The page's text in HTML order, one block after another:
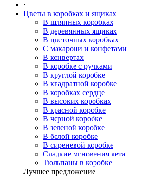
·
Цветы в коробках и ящиках
В шляпных коробках
В деревянных ящиках
В цветочных коробках
С макарони и конфетами
В конвертах
В коробке с ручками
В круглой коробке
В квадратной коробке
В коробках сердце
В высоких коробках
В красной коробке
В черной коробке
В зеленой коробке
В белой коробке
В сиреневой коробке
Сладкие мгновения лета
Тюльпаны в коробке
Лучшее предложение